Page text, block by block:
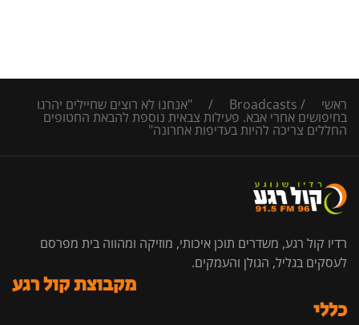
ראשי /
Broadcasts
/ "אנחנו לא רוצים שחיילים יהרגו
בחיפושים אחרי אבא. פעילות צבאית נוספת להבאת החטופים
החללים צריכה להיות בעדיפות אחרונה"
רדיו קול רגע, משדרים תוכן איכותי, מוזיקה ומהווה בית מפרסם
לעסקים בגליל, הגולן והעמקים.
כללי
מקבוצת קול רגע